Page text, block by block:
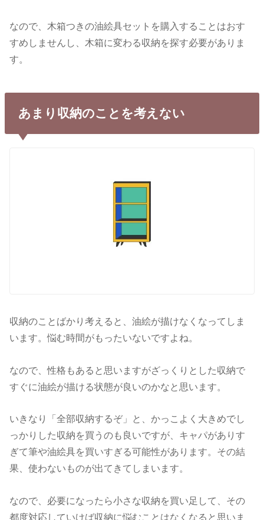
なので、木箱つきの油絵具セットを購入することはおす
すめしませんし、木箱に変わる収納を探す必要がありま
す。
あまり収納のことを考えない
収納のことばかり考えると、油絵が描けなくなってしま
います。悩む時間がもったいないですよね。
なので、性格もあると思いますがざっくりとした収納で
すぐに油絵が描ける状態が良いのかなと思います。
いきなり「全部収納するぞ」と、かっこよく大きめでし
っかりした収納を買うのも良いですが、キャパがありす
ぎて筆や油絵具を買いすぎる可能性があります。その結
果、使わないものが出てきてしまいます。
なので、必要になったら小さな収納を買い足して、その
都度対応していけば収納に悩むことはなくなると思いま